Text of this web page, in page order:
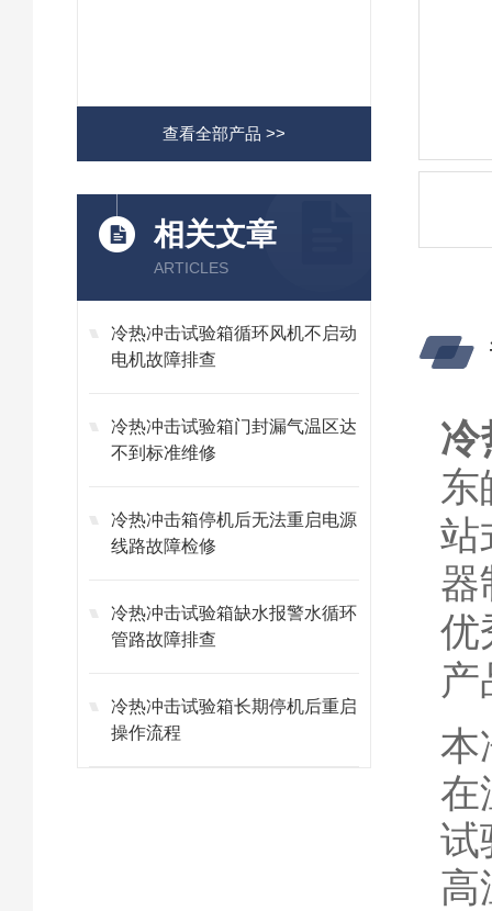
查看全部产品 >>
相关文章
ARTICLES
冷热冲击试验箱循环风机不启动
电机故障排查
冷热冲击试验箱门封漏气温区达
不到标准维修
冷热冲击箱停机后无法重启电源
线路故障检修
冷热冲击试验箱缺水报警水循环
管路故障排查
冷热冲击试验箱长期停机后重启
操作流程
冷
东
站
器
优
产
本
在
试
高